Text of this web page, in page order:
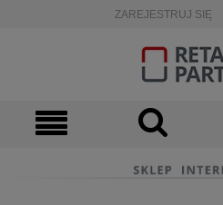
ZAREJESTRUJ SIĘ